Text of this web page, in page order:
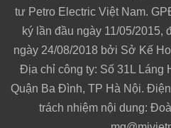
tư Petro Electric Việt Nam.
ký lần đầu ngày 11/05/2015,
ngày 24/08/2018 bởi Sở Kế
Địa chỉ công ty: Số 31L Láng
Quận Ba Đình, TP Hà Nội.
trách nhiệm nội dung: